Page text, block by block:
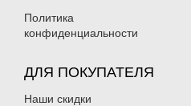
Политика
конфиденциальности
ДЛЯ ПОКУПАТЕЛЯ
Наши скидки